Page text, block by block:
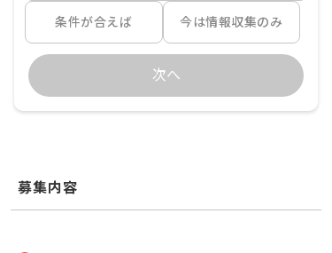
条件が合えば 今は情報収集のみ
次へ
募集内容